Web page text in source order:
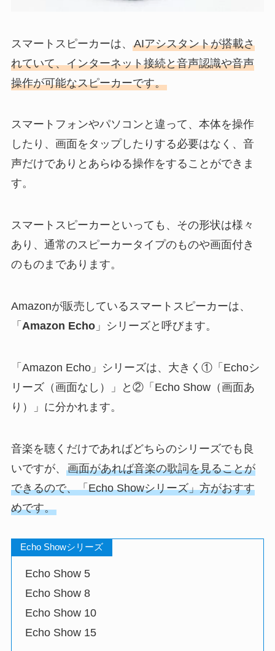
スマートスピーカーは、 AIアシスタントが搭載さ
れていて、インターネット接続と音声認識や音声
操作が可能なスピーカーです。
スマートフォンやパソコンと違って、本体を操作
したり、画面をタップしたりする必要はなく、音
声だけでありとあらゆる操作をすることができま
す。
スマートスピーカーといっても、その形状は様々
あり、通常のスピーカータイプのものや画面付き
のものまであります。
Amazonが販売しているスマートスピーカーは、
「 Amazon Echo」シリーズと呼びます。
「Amazon Echo」シリーズは、大きく①「Echoシ
リーズ（画面なし）」と②「Echo Show（画面あ
り）」に分かれます。
音楽を聴くだけであればどちらのシリーズでも良
いですが、 画面があれば音楽の歌詞を見ることが
できるので、「Echo Showシリーズ」方がおすす
めです。
Echo Showシリーズ
Echo Show 5
Echo Show 8
Echo Show 10
Echo Show 15